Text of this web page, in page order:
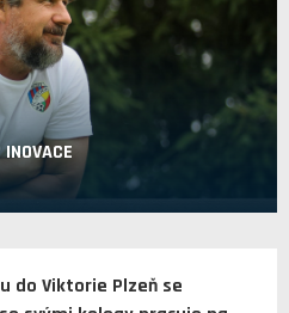
do Viktorie Plzeň se